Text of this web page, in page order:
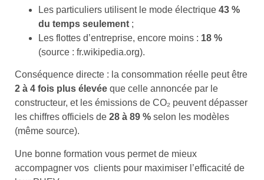
Les particuliers utilisent le mode électrique 43 %
du temps seulement ;
Les flottes d’entreprise, encore moins : 18 %
(source : fr.wikipedia.org).
Conséquence directe : la consommation réelle peut être
2 à 4 fois plus élevée que celle annoncée par le
constructeur, et les émissions de CO₂ peuvent dépasser
les chiffres officiels de 28 à 89 % selon les modèles
(même source).
Une bonne formation vous permet de mieux
accompagner vos clients pour maximiser l’efficacité de